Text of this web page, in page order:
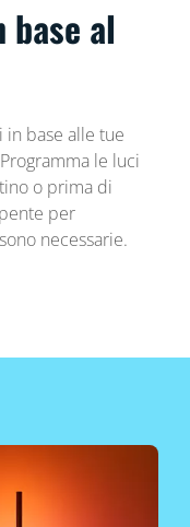
al
base alle tue
le luci
o prima di
per
necessarie.